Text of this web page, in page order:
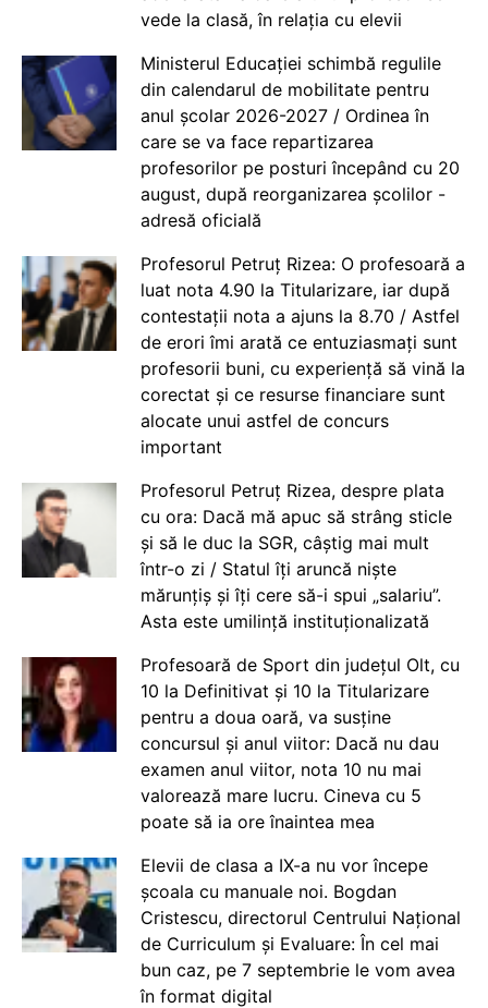
vede la clasă, în relația cu elevii
Ministerul Educației schimbă regulile
din calendarul de mobilitate pentru
anul școlar 2026-2027 / Ordinea în
care se va face repartizarea
profesorilor pe posturi începând cu 20
august, după reorganizarea școlilor -
adresă oficială
Profesorul Petruț Rizea: O profesoară a
luat nota 4.90 la Titularizare, iar după
contestații nota a ajuns la 8.70 / Astfel
de erori îmi arată ce entuziasmați sunt
profesorii buni, cu experiență să vină la
corectat și ce resurse financiare sunt
alocate unui astfel de concurs
important
Profesorul Petruț Rizea, despre plata
cu ora: Dacă mă apuc să strâng sticle
și să le duc la SGR, câștig mai mult
într-o zi / Statul îți aruncă niște
mărunțiș și îți cere să-i spui „salariu”.
Asta este umilință instituționalizată
Profesoară de Sport din județul Olt, cu
10 la Definitivat și 10 la Titularizare
pentru a doua oară, va susține
concursul și anul viitor: Dacă nu dau
examen anul viitor, nota 10 nu mai
valorează mare lucru. Cineva cu 5
poate să ia ore înaintea mea
Elevii de clasa a IX-a nu vor începe
școala cu manuale noi. Bogdan
Cristescu, directorul Centrului Național
de Curriculum și Evaluare: În cel mai
bun caz, pe 7 septembrie le vom avea
în format digital